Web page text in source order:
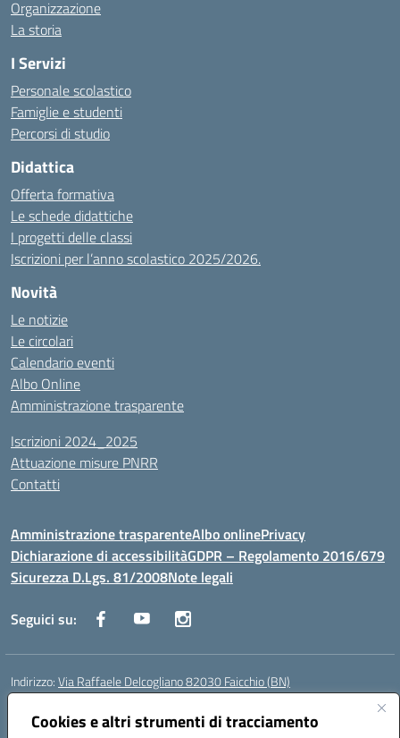
Cookies e altri strumenti di tracciamento
Organizzazione
La storia
I Servizi
Personale scolastico
Famiglie e studenti
Percorsi di studio
Didattica
Offerta formativa
Le schede didattiche
I progetti delle classi
Iscrizioni per l’anno scolastico 2025/2026.
Novità
Le notizie
Le circolari
Calendario eventi
Albo Online
Amministrazione trasparente
Iscrizioni 2024_2025
Attuazione misure PNRR
Contatti
Amministrazione trasparenteAlbo onlinePrivacy
Dichiarazione di accessibilitàGDPR – Regolamento 2016/679
Sicurezza D.Lgs. 81/2008Note legali
Seguici su:
Indirizzo:Via Raffaele Delcogliano 82030 Faicchio (BN)
Centralino:
Posta elettronica certificata (PEC):bnis02300v@pec.istruzione.it